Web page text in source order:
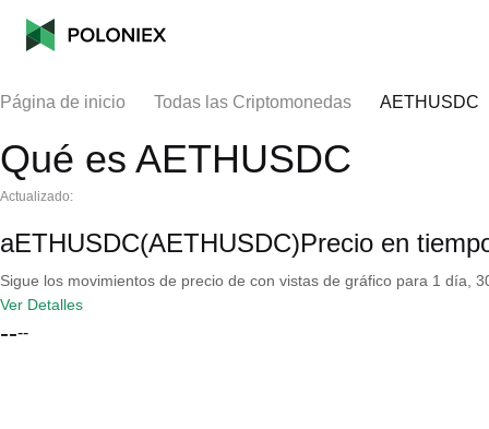
Página de inicio Todas las Criptomonedas AETHUSDC
Qué es AETHUSDC
Actualizado:
aETHUSDC(AETHUSDC)Precio en
Sigue los movimientos de precio de con vistas de gráfico para 1 día,
Ver Detalles
----